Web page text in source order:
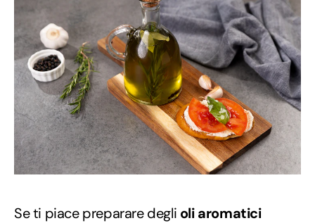
Se ti piace preparare degli oli aromatici